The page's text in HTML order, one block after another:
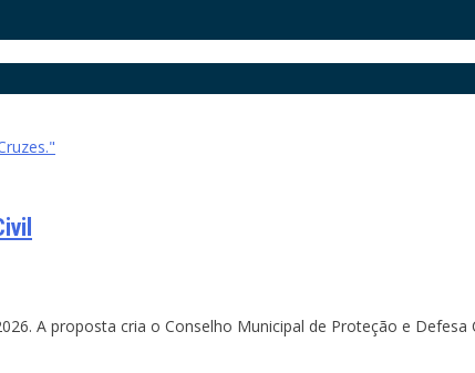
A proposta cria o Conselho Municipal de Proteção e Defesa